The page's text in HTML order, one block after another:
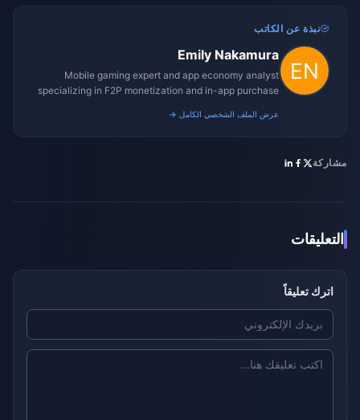
نبذة عن الكاتب
Emily Nakamura
Mobile gaming expert and app economy analyst
specializing in F2P monetization and in-app purchase
عرض الملف الشخصي الكامل →
مشاركة
التعليقات
اترك تعليقاً